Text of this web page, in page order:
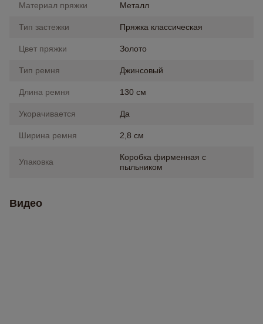
Материал пряжки Металл
Тип застежки Пряжка классическая
Цвет пряжки Золото
Тип ремня Джинсовый
Длина ремня 130 см
Укорачивается Да
Ширина ремня 2,8 см
Упаковка
Коробка фирменная с
пыльником
Видео